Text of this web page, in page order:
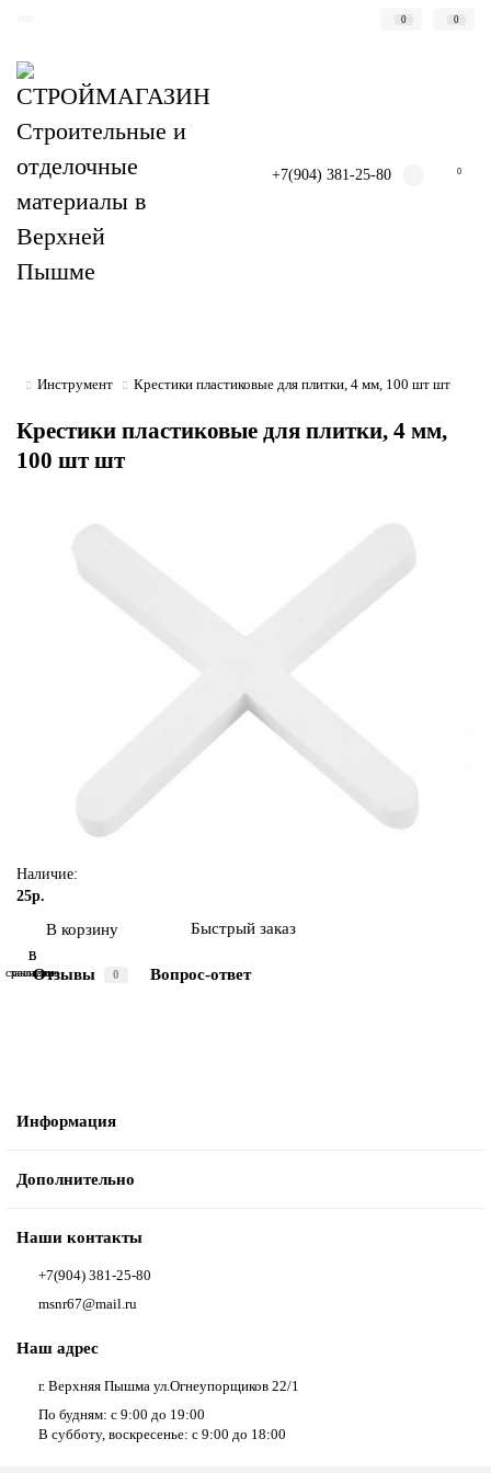
0 0
+7(904) 381-25-80 0
Инструмент Крестики пластиковые для плитки, 4 мм, 100 шт шт
Крестики пластиковые для плитки, 4 мм,
100 шт шт
Наличие:
25р.
В корзину Быстрый заказ
В
закладки
В
сравнениеОтзывы 0 Вопрос-ответ
Информация
Дополнительно
Наши контакты
+7(904) 381-25-80
msnr67@mail.ru
Наш адрес
г. Верхняя Пышма ул.Огнеупорщиков 22/1
По будням: с 9:00 до 19:00
В субботу, воскресенье: с 9:00 до 18:00